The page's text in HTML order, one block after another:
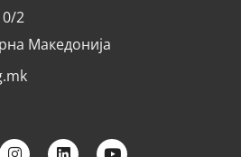
2
Македонија